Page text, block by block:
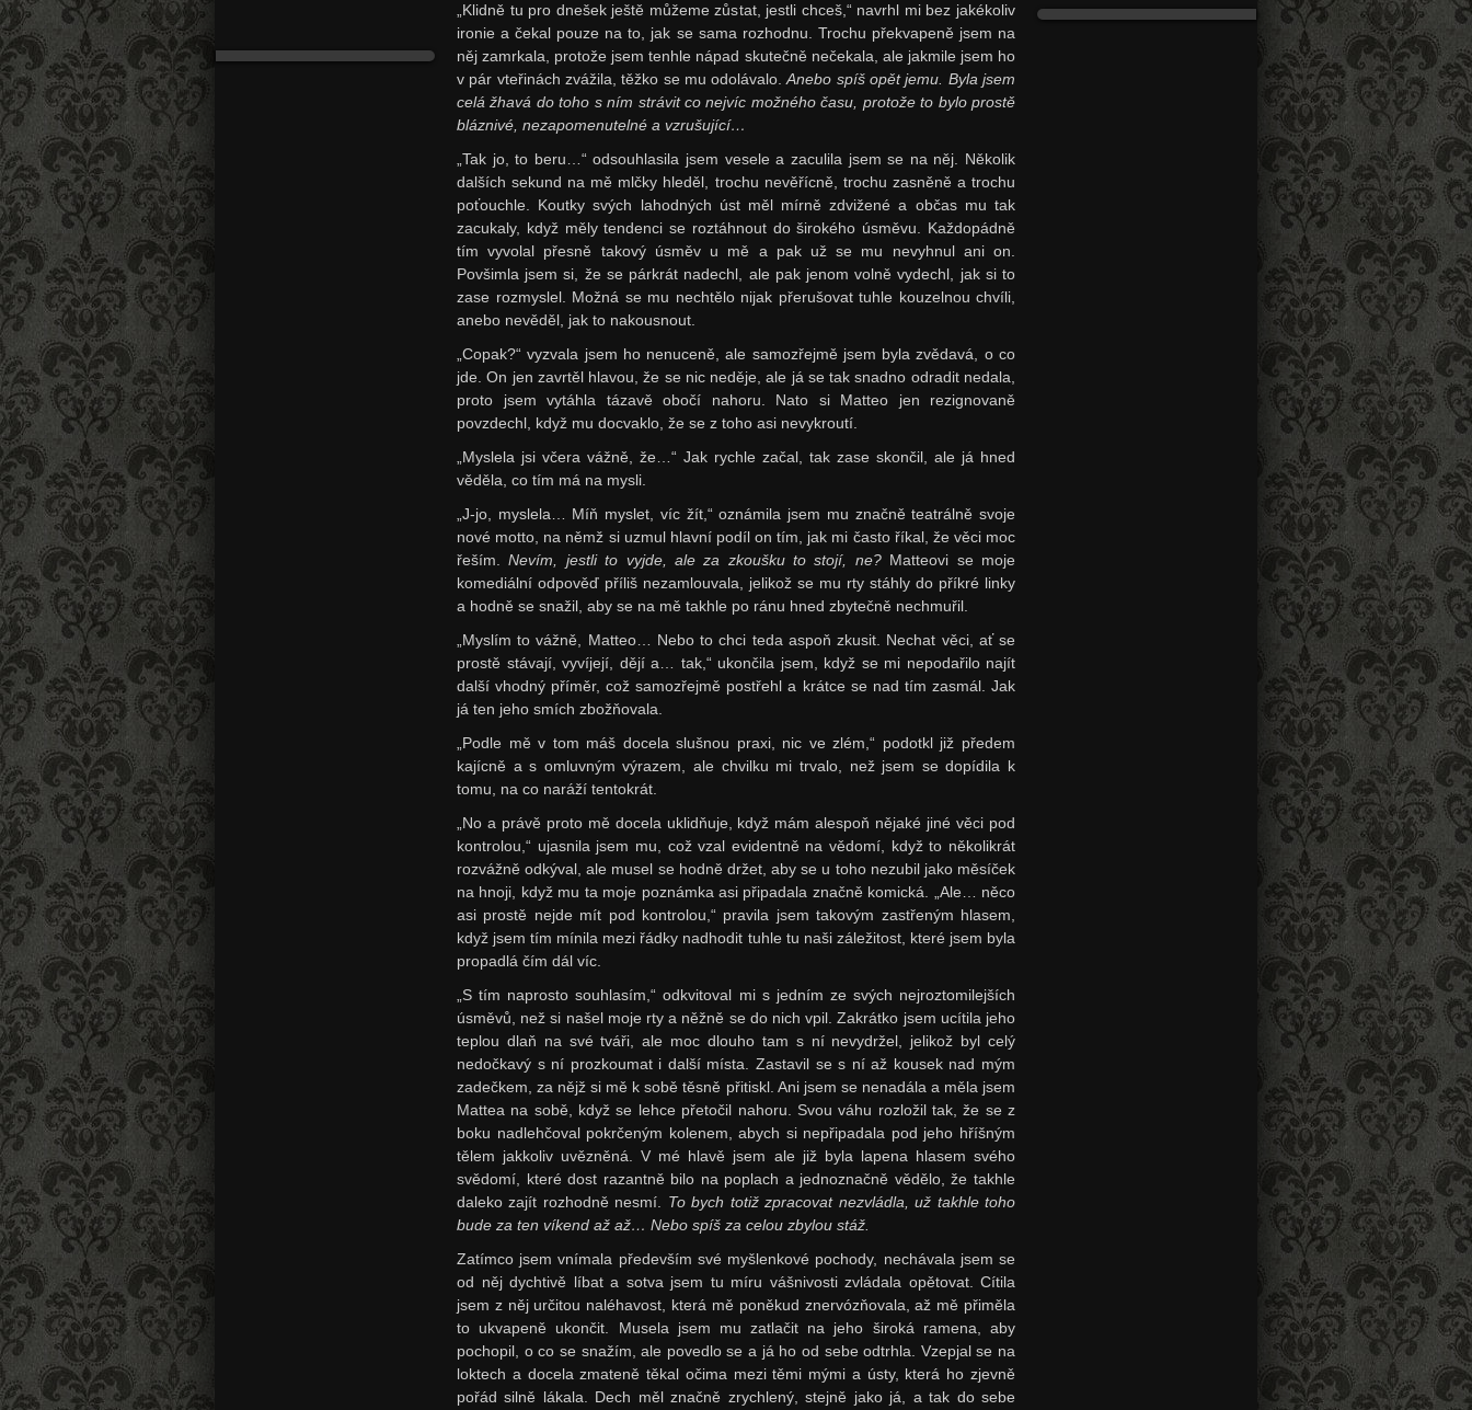
„Klidně tu pro dnešek ještě můžeme zůstat, jestli chceš,“ navrhl mi bez jakékoliv
ironie a čekal pouze na to, jak se sama rozhodnu. Trochu překvapeně jsem na
něj zamrkala, protože jsem tenhle nápad skutečně nečekala, ale jakmile jsem ho
v pár vteřinách zvážila, těžko se mu odolávalo.Anebo spíš opět jemu. Byla jsem
celá žhavá do toho s ním strávit co nejvíc možného času, protože to bylo prostě
bláznivé, nezapomenutelné a vzrušující…
„Tak jo, to beru…“ odsouhlasila jsem vesele a zaculila jsem se na něj. Několik
dalších sekund na mě mlčky hleděl, trochu nevěřícně, trochu zasněně a trochu
poťouchle. Koutky svých lahodných úst měl mírně zdvižené a občas mu tak
zacukaly, když měly tendenci se roztáhnout do širokého úsměvu. Každopádně
tím vyvolal přesně takový úsměv u mě a pak už se mu nevyhnul ani on.
Povšimla jsem si, že se párkrát nadechl, ale pak jenom volně vydechl, jak si to
zase rozmyslel. Možná se mu nechtělo nijak přerušovat tuhle kouzelnou chvíli,
anebo nevěděl, jak to nakousnout.
„Copak?“ vyzvala jsem ho nenuceně, ale samozřejmě jsem byla zvědavá, o co
jde. On jen zavrtěl hlavou, že se nic neděje, ale já se tak snadno odradit nedala,
proto jsem vytáhla tázavě obočí nahoru. Nato si Matteo jen rezignovaně
povzdechl, když mu docvaklo, že se z toho asi nevykroutí.
„Myslela jsi včera vážně, že…“ Jak rychle začal, tak zase skončil, ale já hned
věděla, co tím má na mysli.
„J-jo, myslela… Míň myslet, víc žít,“ oznámila jsem mu značně teatrálně svoje
nové motto, na němž si uzmul hlavní podíl on tím, jak mi často říkal, že věci moc
řeším.Nevím, jestli to vyjde, ale za zkoušku to stojí, ne? Matteovi se moje
komediální odpověď příliš nezamlouvala, jelikož se mu rty stáhly do příkré linky
a hodně se snažil, aby se na mě takhle po ránu hned zbytečně nechmuřil.
„Myslím to vážně, Matteo… Nebo to chci teda aspoň zkusit. Nechat věci, ať se
prostě stávají, vyvíjejí, dějí a… tak,“ ukončila jsem, když se mi nepodařilo najít
další vhodný příměr, což samozřejmě postřehl a krátce se nad tím zasmál. Jak
já ten jeho smích zbožňovala.
„Podle mě v tom máš docela slušnou praxi, nic ve zlém,“ podotkl již předem
kajícně a s omluvným výrazem, ale chvilku mi trvalo, než jsem se dopídila k
tomu, na co naráží tentokrát.
„No a právě proto mě docela uklidňuje, když mám alespoň nějaké jiné věci pod
kontrolou,“ ujasnila jsem mu, což vzal evidentně na vědomí, když to několikrát
rozvážně odkýval, ale musel se hodně držet, aby se u toho nezubil jako měsíček
na hnoji, když mu ta moje poznámka asi připadala značně komická. „Ale… něco
asi prostě nejde mít pod kontrolou,“ pravila jsem takovým zastřeným hlasem,
když jsem tím mínila mezi řádky nadhodit tuhle tu naši záležitost, které jsem byla
propadlá čím dál víc.
„S tím naprosto souhlasím,“ odkvitoval mi s jedním ze svých nejroztomilejších
úsměvů, než si našel moje rty a něžně se do nich vpil. Zakrátko jsem ucítila jeho
teplou dlaň na své tváři, ale moc dlouho tam s ní nevydržel, jelikož byl celý
nedočkavý s ní prozkoumat i další místa. Zastavil se s ní až kousek nad mým
zadečkem, za nějž si mě k sobě těsně přitiskl. Ani jsem se nenadála a měla jsem
Mattea na sobě, když se lehce přetočil nahoru. Svou váhu rozložil tak, že se z
boku nadlehčoval pokrčeným kolenem, abych si nepřipadala pod jeho hříšným
tělem jakkoliv uvězněná. V mé hlavě jsem ale již byla lapena hlasem svého
svědomí, které dost razantně bilo na poplach a jednoznačně vědělo, že takhle
daleko zajít rozhodně nesmí. To bych totiž zpracovat nezvládla, už takhle toho
bude za ten víkend až až… Nebo spíš za celou zbylou stáž.
Zatímco jsem vnímala především své myšlenkové pochody, nechávala jsem se
od něj dychtivě líbat a sotva jsem tu míru vášnivosti zvládala opětovat. Cítila
jsem z něj určitou naléhavost, která mě poněkud znervózňovala, až mě přiměla
to ukvapeně ukončit. Musela jsem mu zatlačit na jeho široká ramena, aby
pochopil, o co se snažím, ale povedlo se a já ho od sebe odtrhla. Vzepjal se na
loktech a docela zmateně těkal očima mezi těmi mými a ústy, která ho zjevně
pořád silně lákala. Dech měl značně zrychlený, stejně jako já, a tak do sebe